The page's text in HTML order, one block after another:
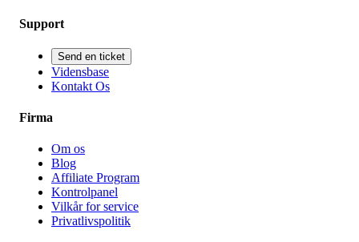
Support
Send en ticket
Vidensbase
Kontakt Os
Firma
Om os
Blog
Affiliate Program
Kontrolpanel
Vilkår for service
Privatlivspolitik